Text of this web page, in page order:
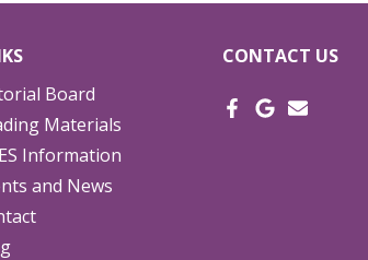
Board
Materials
Information
and News
CONTACT US